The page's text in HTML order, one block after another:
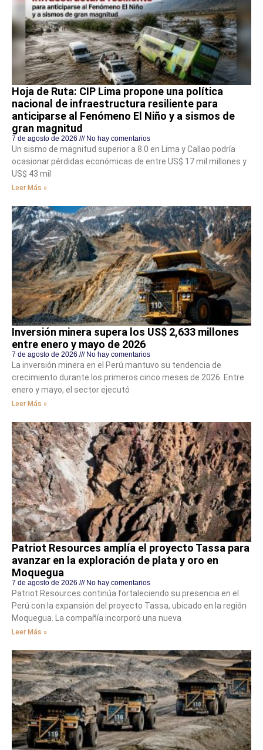
Hoja de Ruta: CIP Lima propone una política
nacional de infraestructura resiliente para
anticiparse al Fenómeno El Niño y a sismos de
gran magnitud
7 de agosto de 2026 No hay comentarios
Un sismo de magnitud superior a 8.0 en Lima y Callao podría
ocasionar pérdidas económicas de entre US$ 17 mil millones y
US$ 43 mil
Leer Más »
Inversión minera supera los US$ 2,633 millones
entre enero y mayo de 2026
7 de agosto de 2026 No hay comentarios
La inversión minera en el Perú mantuvo su tendencia de
crecimiento durante los primeros cinco meses de 2026. Entre
enero y mayo, el sector ejecutó
Leer Más »
Patriot Resources amplía el proyecto Tassa para
avanzar en la exploración de plata y oro en
Moquegua
7 de agosto de 2026 No hay comentarios
Patriot Resources continúa fortaleciendo su presencia en el
Perú con la expansión del proyecto Tassa, ubicado en la región
Moquegua. La compañía incorporó una nueva
Leer Más »